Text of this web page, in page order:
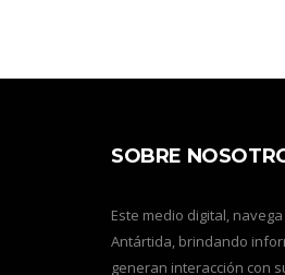
SOBRE
Este medio digital,
Antártida, brindando
generan interacción con